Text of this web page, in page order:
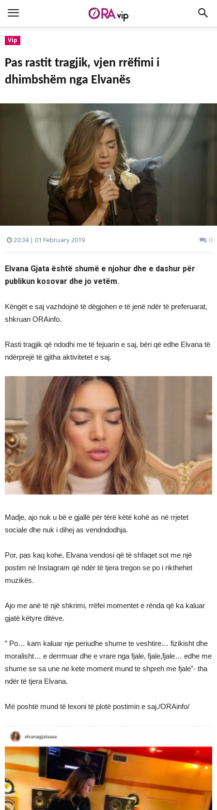
Vip
Pas rastit tragjik, vjen rrëfimi i
dhimbshëm nga Elvanës
20:34 | 01 February 2019 0
Elvana Gjata është shumë e njohur dhe e dashur për
publikun kosovar dhe jo vetëm.
Këngët e saj vazhdojnë të dëgjohen e të jenë ndër të preferuarat,
shkruan ORAinfo.
Rasti tragjik që ndodhi me të fejuarin e saj, bëri që edhe Elvana të
ndërprejë të gjitha aktivitetet e saj.
Madje, ajo nuk u bë e gjallë për tërë këtë kohë as në rrjetet
sociale dhe nuk i dihej as vendndodhja.
Por, pas kaq kohe, Elvana vendosi që të shfaqet sot me një
postim në Instagram që ndër të tjera tregon se po i rikthehet
muzikës.
Ajo me anë të një shkrimi, rrëfei momentet e rënda që ka kaluar
gjatë këtyre ditëve.
” Po… kam kaluar nje periudhe shume te veshtire… fizikisht dhe
moralisht… e derrmuar dhe e vrare nga fjale, fjale,fjale… edhe me
shume se sa une ne kete moment mund te shpreh me fjale”- tha
ndër të tjera Elvana.
Më poshtë mund të lexoni të plotë postimin e saj./ORAinfo/